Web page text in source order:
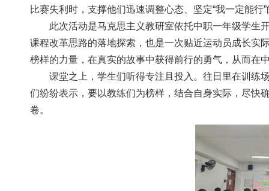
比赛失利时，支撑他们迅速调整心态、坚定“我一定能行
此次活动是马克思主义教研室依托中职一年级学生
课程改革思路的落地探索，也是一次贴近运动员成长实
榜样的力量，在真实的故事中获得前行的勇气，从而在
课堂之上，学生们听得专注且投入。往日里在训练
们纷纷表示，要以教练们为榜样，结合自身实际，尽快
卷。